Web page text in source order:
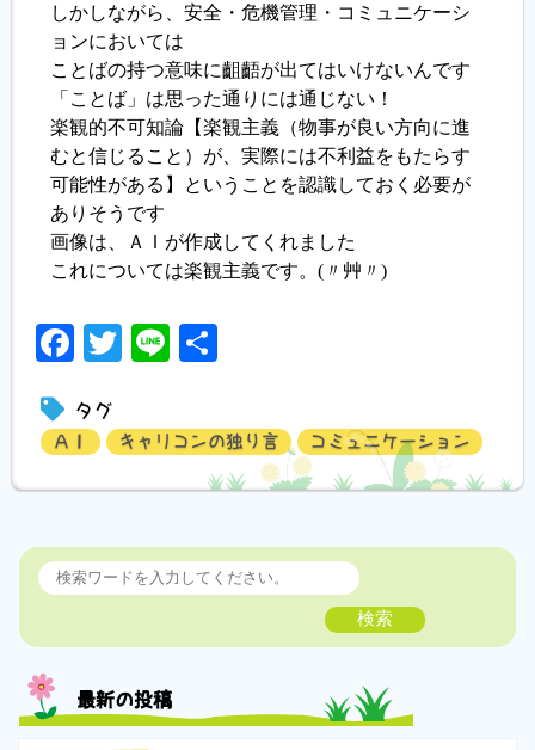
しかしながら、安全・危機管理・コミュニケーシ
ョンにおいては
ことばの持つ意味に齟齬が出てはいけないんです
「ことば」は思った通りには通じない！
楽観的不可知論【楽観主義（物事が良い方向に進
むと信じること）が、実際には不利益をもたらす
可能性がある】ということを認識しておく必要が
ありそうです
画像は、ＡＩが作成してくれました
これについては楽観主義です。(〃艸〃)
Facebook
Twitter
Line
タグ
ＡＩ キャリコンの独り言 コミュニケーション
検索
最新の投稿